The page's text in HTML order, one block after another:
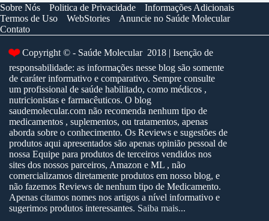
Sobre Nós Politica de Privacidade
Informações Adicionais
Termos de Uso
WebStories
Anuncie no Saúde Molecular
Contato
❤️Copyright © - Saúde Molecular 2018 | Isenção de
responsabilidade: as informações nesse blog são somente
de caráter informativo e comparativo. Sempre consulte
um profissional de saúde habilitado, como médicos ,
nutricionistas e farmacêuticos. O blog
saudemolecular.com não recomenda nenhum tipo de
medicamentos , suplementos, ou tratamentos, apenas
aborda sobre o conhecimento. Os Reviews e sugestões de
produtos aqui apresentados são apenas opinião pessoal de
nossa Equipe para produtos de terceiros vendidos nos
sites dos nossos parceiros, Amazon e ML , não
comercializamos diretamente produtos em nosso blog, e
não fazemos Reviews de nenhum tipo de Medicamento.
Apenas citamos nomes nos artigos a nível informativo e
sugerimos produtos interessantes. Saiba mais...